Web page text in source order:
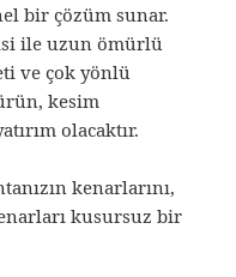
bir çözüm sunar.
ile uzun ömürlü
ve çok yönlü
kesim
olacaktır.
kenarlarını,
kusursuz bir